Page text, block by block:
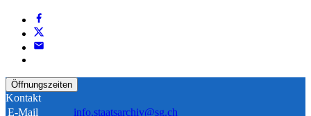
Öffnungszeiten
Kontakt
E-Mail
info.staatsarchiv@sg.ch